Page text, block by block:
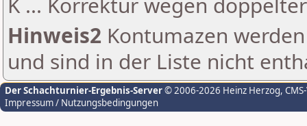
Hinweis2 Kontumazen
und sind in der Liste nicht
Der Schachturnier-Ergebnis-Server© 2006-2026 Heinz Herzog,
Impressum / Nutzungsbedingungen